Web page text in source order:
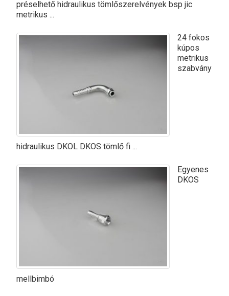
préselhető hidraulikus tömlőszerelvények bsp jic
metrikus ...
24 fokos
kúpos
metrikus
szabvány
hidraulikus DKOL DKOS tömlő fi ...
Egyenes
DKOS
mellbimbó